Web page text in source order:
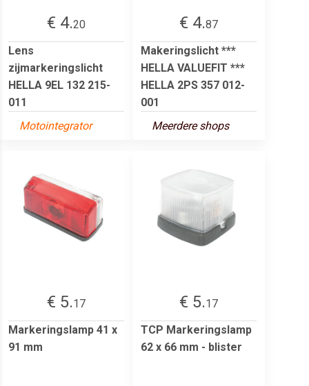
€ 4.20
Lens
zijmarkeringslicht
HELLA 9EL 132 215-
011
Motointegrator
€ 4.87
Makeringslicht ***
HELLA VALUEFIT ***
HELLA 2PS 357 012-
001
Meerdere shops
€ 5.17
Markeringslamp 41 x
91 mm
€ 5.17
TCP Markeringslamp
62 x 66 mm - blister